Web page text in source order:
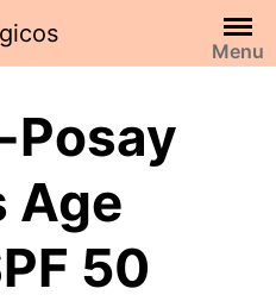
Menu
Posay
Age
50